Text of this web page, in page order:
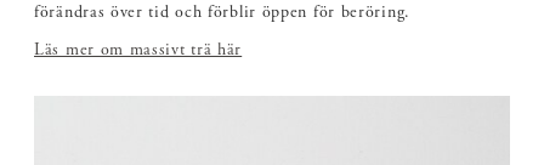
förändras över tid och förblir öppen för beröring.
Läs mer om massivt trä här